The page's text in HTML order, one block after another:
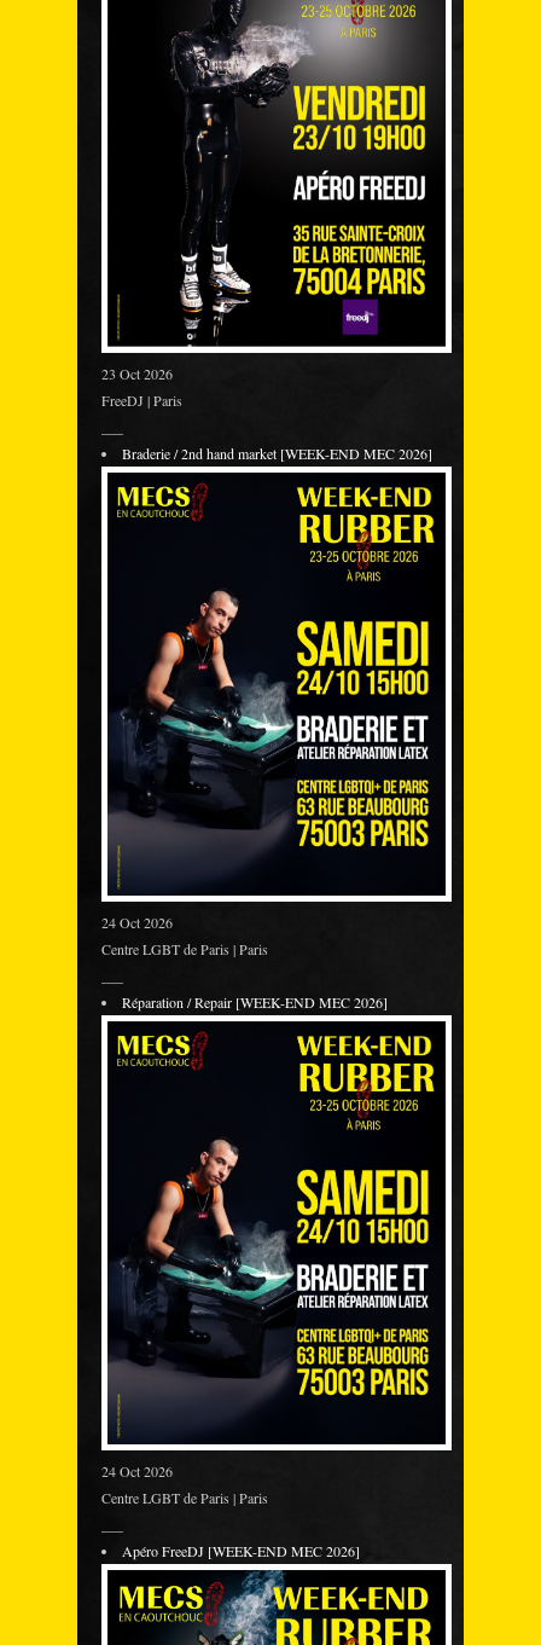
23 Oct 2026
FreeDJ | Paris
Braderie / 2nd hand market [WEEK-END MEC 2026]
24 Oct 2026
Centre LGBT de Paris | Paris
Réparation / Repair [WEEK-END MEC 2026]
24 Oct 2026
Centre LGBT de Paris | Paris
Apéro FreeDJ [WEEK-END MEC 2026]